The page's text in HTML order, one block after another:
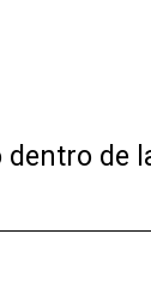
de